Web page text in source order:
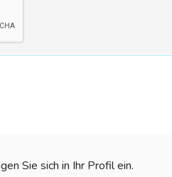
Sie sich in Ihr Profil ein.